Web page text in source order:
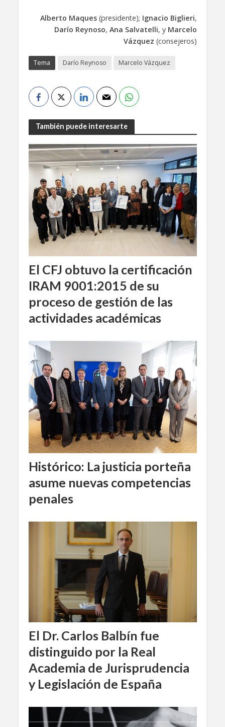
Alberto Maques(presidente); Ignacio Biglieri,
Darío Reynoso, Ana Salvatelli, y Marcelo
Vázquez (consejeros)
Tema Darío Reynoso Marcelo Vázquez
También puede interesarte
El CFJ obtuvo la certificación
IRAM 9001:2015 de su
proceso de gestión de las
actividades académicas
Histórico: La justicia porteña
asume nuevas competencias
penales
El Dr. Carlos Balbín fue
distinguido por la Real
Academia de Jurisprudencia
y Legislación de España